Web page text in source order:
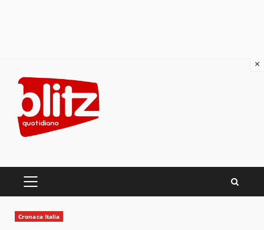
content
PRIMARY
Cronaca Italia
×